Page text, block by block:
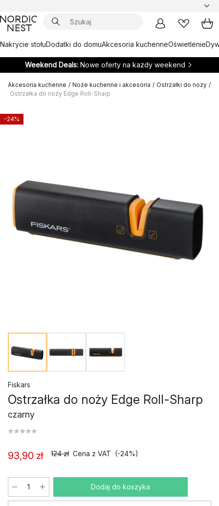
Nakrycie stołuDodatki do domuAkcesoria kuchenneOświetlenie
Weekend Deals: Nowe oferty na każdy weekend
Akcesoria kuchenne / Noże kuchenne i akcesoria / Ostrzałki do noży /
Ostrzałka do noży Edge Roll-Sharp
-24%
Fiskars
Ostrzałka do noży Edge Roll-Sharp
czarny
93,90 zł 124 zł Cena z VAT (-24%)
Dodaj do koszyka